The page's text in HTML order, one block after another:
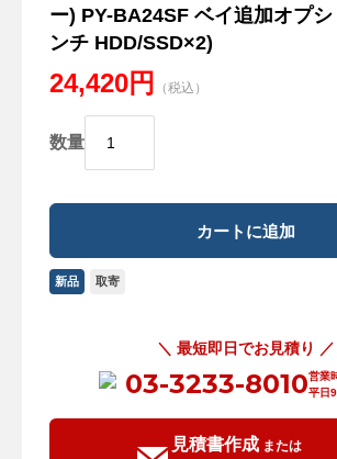
ー) PY-BA24SF ベイ追加オプシ
ンチ HDD/SSD×2)
24,420円 （税込）
数量
新品 取寄
＼ 最短即日でお見積り ／
03-3233-8010営業
平日
見積書作成または